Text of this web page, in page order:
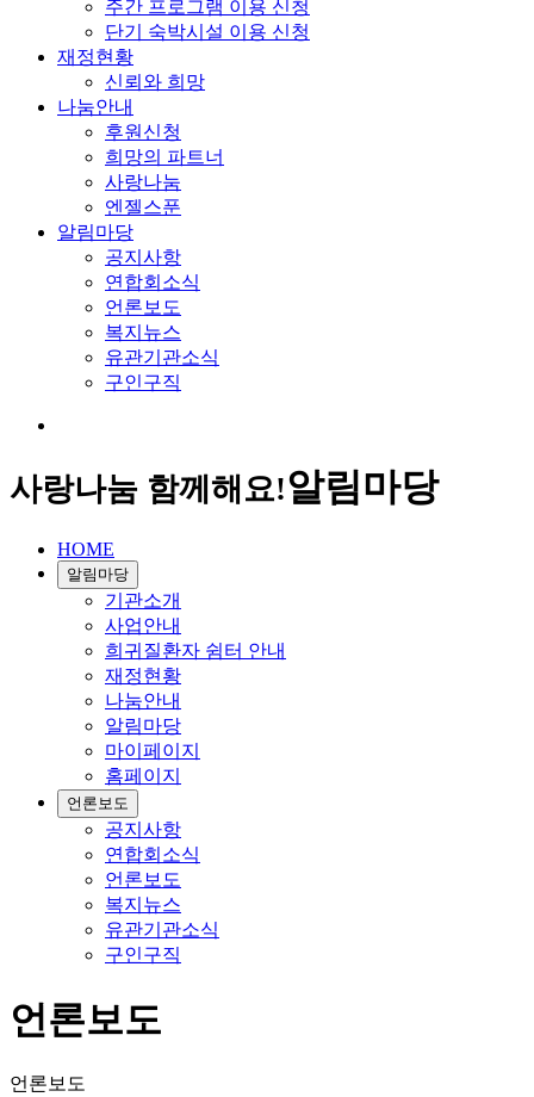
주간 프로그램 이용 신청
단기 숙박시설 이용 신청
재정현황
신뢰와 희망
나눔안내
후원신청
희망의 파트너
사랑나눔
엔젤스푼
알림마당
공지사항
연합회소식
언론보도
복지뉴스
유관기관소식
구인구직
사랑나눔 함께해요!알림마당
HOME
알림마당
기관소개
사업안내
희귀질환자 쉼터 안내
재정현황
나눔안내
알림마당
마이페이지
홈페이지
언론보도
공지사항
연합회소식
언론보도
복지뉴스
유관기관소식
구인구직
언론보도
언론보도